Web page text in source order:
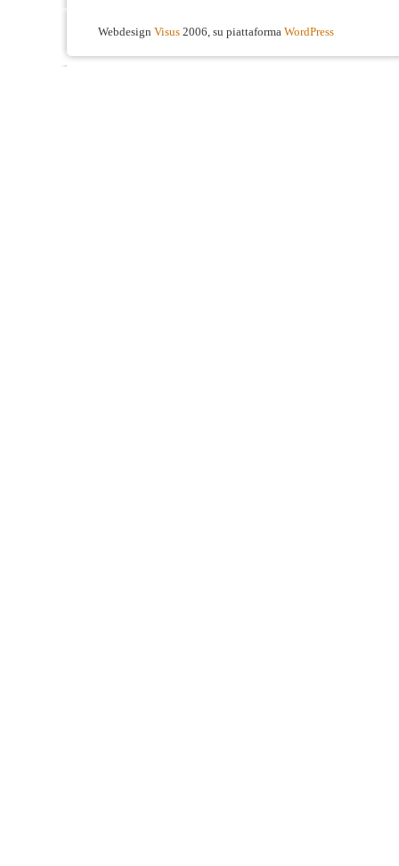
Webdesign Visus 2006, su piattaforma WordPress